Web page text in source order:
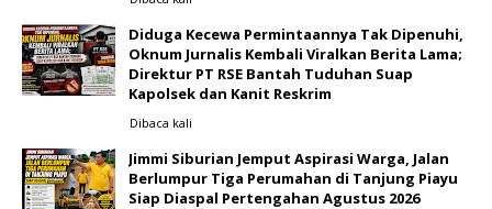
Diduga Kecewa Permintaannya Tak Dipenuhi,
Oknum Jurnalis Kembali Viralkan Berita Lama;
Direktur PT RSE Bantah Tuduhan Suap
Kapolsek dan Kanit Reskrim
Dibaca kali
Jimmi Siburian Jemput Aspirasi Warga, Jalan
Berlumpur Tiga Perumahan di Tanjung Piayu
Siap Diaspal Pertengahan Agustus 2026 ‎